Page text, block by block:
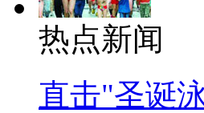
热点新闻
直击"圣诞